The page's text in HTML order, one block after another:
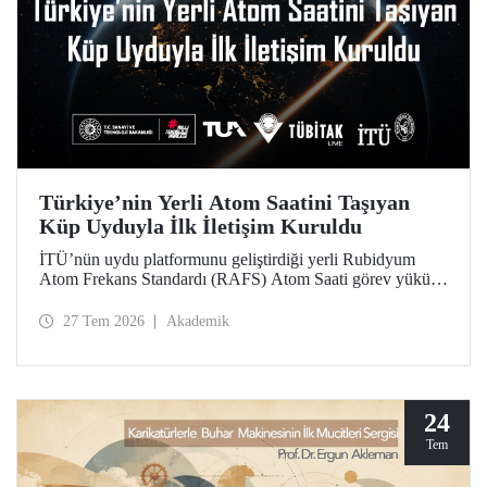
Türkiye’nin Yerli Atom Saatini Taşıyan
Küp Uyduyla İlk İletişim Kuruldu
İTÜ’nün uydu platformunu geliştirdiği yerli Rubidyum
Atom Frekans Standardı (RAFS) Atom Saati görev yükünü
başarılı şekilde iletişim kuruldu ve birçok telemetri alındı.
27 Tem 2026 Akademik
24
Tem